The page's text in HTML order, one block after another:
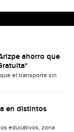
ahorro que
el transporte sin
en distintos
educativos, zona